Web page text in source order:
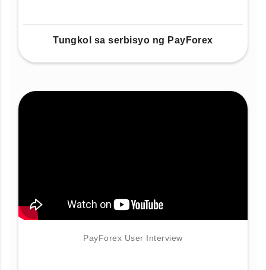
Tungkol sa serbisyo ng PayForex
PayForex User Interview